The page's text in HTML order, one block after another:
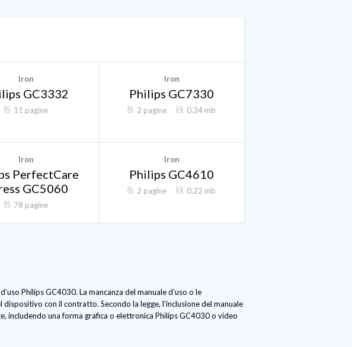
Iron
GC3332
11 pagine
Iron
Philips GC7330
2 pagine 0.34 mb
Iron
PerfectCare
GC5060
78 pagine
Iron
Philips GC4610
2 pagine 0.22 mb
Philips GC4030. La mancanza del manuale d’uso o le
con il contratto. Secondo la legge, l’inclusione del manuale
includendo una forma grafica o elettronica Philips GC4030 o video